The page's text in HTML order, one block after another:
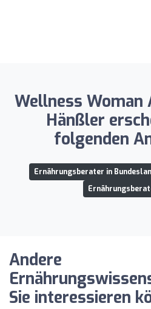
Wellness Woman
Hänßler
folgenden
Ernährungsberater in
Andere
Sie interessieren